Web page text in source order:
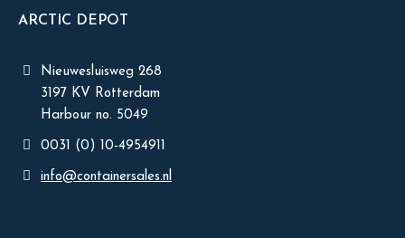
ARCTIC DEPOT
Nieuwesluisweg 268
3197 KV Rotterdam
Harbour no. 5049
0031 (0) 10-4954911
info@containersales.nl